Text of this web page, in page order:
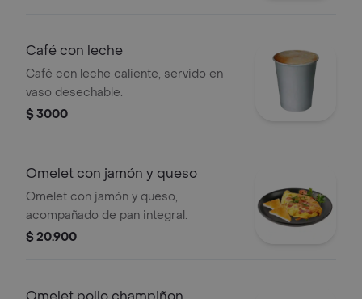
Café con leche
Café con leche caliente, servido en
vaso desechable.
$ 3000
Omelet con jamón y queso
Omelet con jamón y queso,
acompañado de pan integral.
$ 20.900